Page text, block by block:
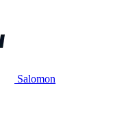
Salomon